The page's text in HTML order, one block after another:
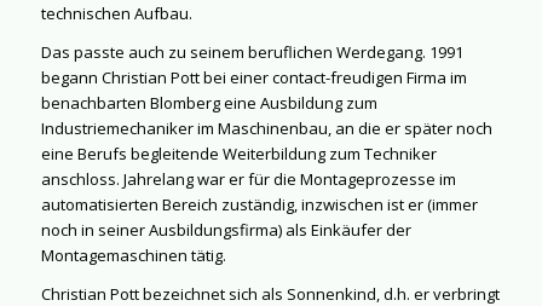
technischen Aufbau.
Das passte auch zu seinem beruflichen Werdegang. 1991
begann Christian Pott bei einer contact-freudigen Firma im
benachbarten Blomberg eine Ausbildung zum
Industriemechaniker im Maschinenbau, an die er später noch
eine Berufs begleitende Weiterbildung zum Techniker
anschloss. Jahrelang war er für die Montageprozesse im
automatisierten Bereich zuständig, inzwischen ist er (immer
noch in seiner Ausbildungsfirma) als Einkäufer der
Montagemaschinen tätig.
Christian Pott bezeichnet sich als Sonnenkind, d.h. er verbringt